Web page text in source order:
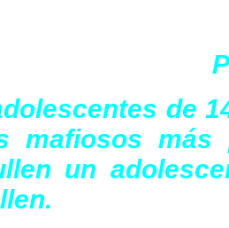
de
mafiosos más
un